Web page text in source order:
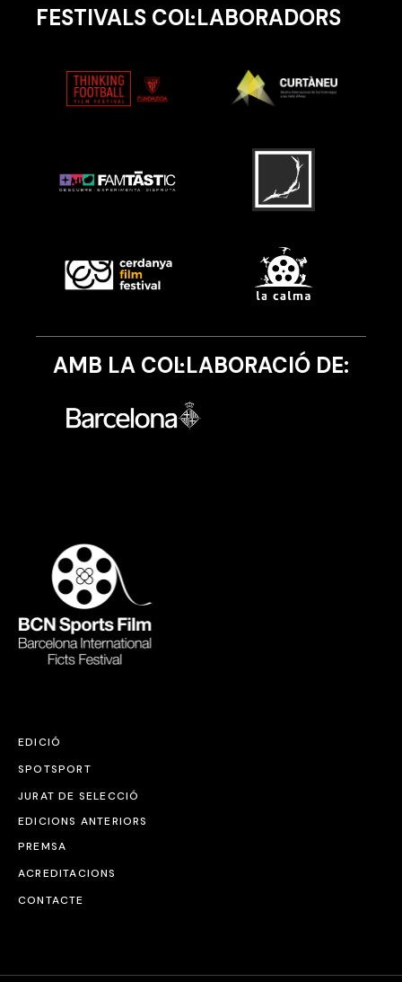
FESTIVALS COL·LABORADORS
AMB LA COL·LABORACIÓ DE:
EDICIÓ
SPOTSPORT
JURAT DE SELECCIÓ
EDICIONS ANTERIORS
PREMSA
ACREDITACIONS
CONTACTE